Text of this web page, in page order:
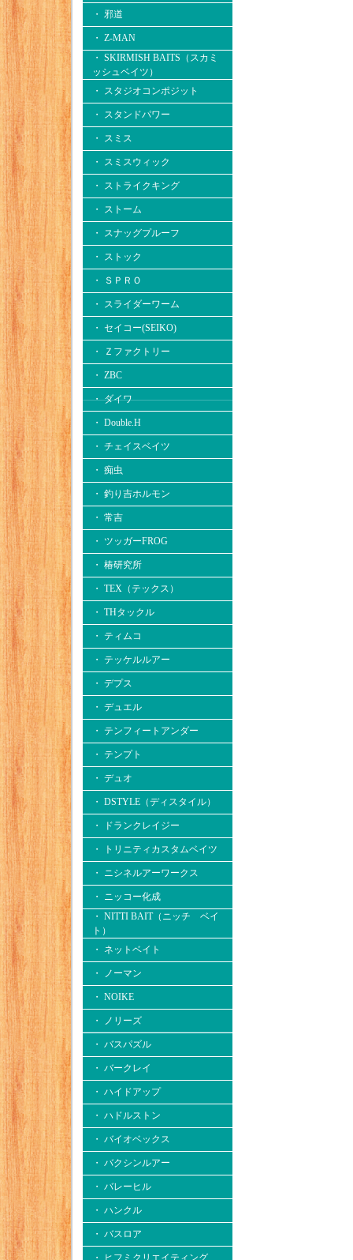
・ 邪道
・ Z-MAN
・ SKIRMISH BAITS（スカミ
ッシュベイツ）
・ スタジオコンポジット
・ スタンドパワー
・ スミス
・ スミスウィック
・ ストライクキング
・ ストーム
・ スナッグプルーフ
・ ストック
・ ＳＰＲＯ
・ スライダーワーム
・ セイコー(SEIKO)
・ Ｚファクトリー
・ ZBC
・ ダイワ
・ Double.H
・ チェイスベイツ
・ 痴虫
・ 釣り吉ホルモン
・ 常吉
・ ツッガーFROG
・ 椿研究所
・ TEX（テックス）
・ THタックル
・ ティムコ
・ テッケルルアー
・ デプス
・ デュエル
・ テンフィートアンダー
・ テンプト
・ デュオ
・ DSTYLE（ディスタイル）
・ ドランクレイジー
・ トリニティカスタムベイツ
・ ニシネルアーワークス
・ ニッコー化成
・ NITTI BAIT（ニッチ ベイ
ト）
・ ネットベイト
・ ノーマン
・ NOIKE
・ ノリーズ
・ バスパズル
・ バークレイ
・ ハイドアップ
・ ハドルストン
・ バイオベックス
・ バクシンルアー
・ バレーヒル
・ ハンクル
・ バスロア
・ ヒフミクリエイティング